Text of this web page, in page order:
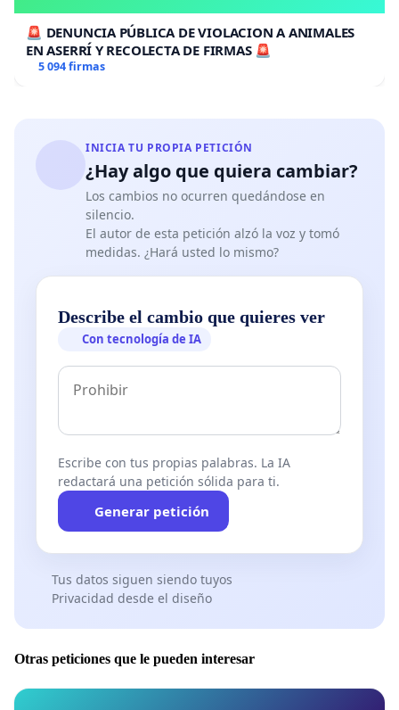
🚨 DENUNCIA PÚBLICA DE VIOLACION A ANIMALES
EN ASERRÍ Y RECOLECTA DE FIRMAS 🚨
5 094 firmas
INICIA TU PROPIA PETICIÓN
¿Hay algo que quiera cambiar?
Los cambios no ocurren quedándose en
silencio.
El autor de esta petición alzó la voz y tomó
medidas. ¿Hará usted lo mismo?
Describe el cambio que quieres ver
Con tecnología de IA
Escribe con tus propias palabras. La IA
redactará una petición sólida para ti.
Generar petición
Tus datos siguen siendo tuyos
Privacidad desde el diseño
Otras peticiones que le pueden interesar